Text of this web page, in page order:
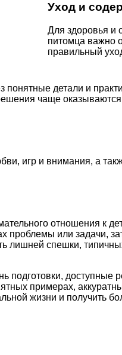
Уход и
Для здоровья и
питомца важно
правильный
детали и
чаще
игр и внимания, а
отношения к
проблемы или задачи,
лишней спешки,
подготовки, доступные
примерах,
жизни и получить